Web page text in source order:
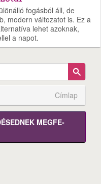
fogásból áll, de
modern változatot is. Ez a
lehet azoknak,
a napot.
Címlap
MEGFE­